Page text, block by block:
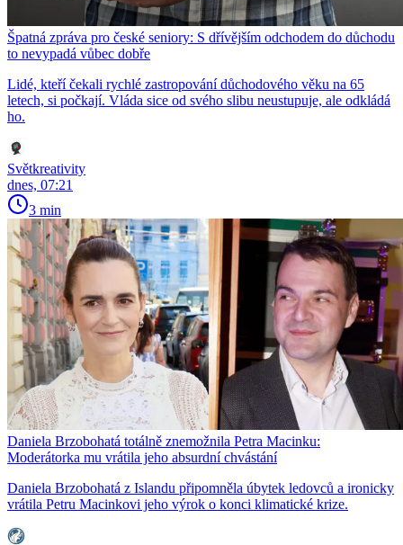
Špatná zpráva pro české seniory: S dřívějším odchodem do důchodu
to nevypadá vůbec dobře
Lidé, kteří čekali rychlé zastropování důchodového věku na 65
letech, si počkají. Vláda sice od svého slibu neustupuje, ale odkládá
ho.
Světkreativity
dnes, 07:21
3 min
Daniela Brzobohatá totálně znemožnila Petra Macinku:
Moderátorka mu vrátila jeho absurdní chvástání
Daniela Brzobohatá z Islandu připomněla úbytek ledovců a ironicky
vrátila Petru Macinkovi jeho výrok o konci klimatické krize.